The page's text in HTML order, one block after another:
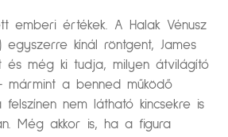
emberi értékek. A Halak Vénusz
egyszerre kínál röntgent, James
t és még ki tudja, milyen átvilágító
mármint a benned működő
nem látható kincsekre is
Még akkor is, ha a figura